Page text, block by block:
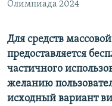
Олимпиада 2024
Для средств
предоставляется
частичного
желанию
исходный вариант